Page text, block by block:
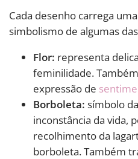
Cada desenho carrega
simbolismo de algumas
Flor: representa
feminilidade.
expressão de
Borboleta: símbolo
inconstância da vida,
recolhimento da
borboleta. Também